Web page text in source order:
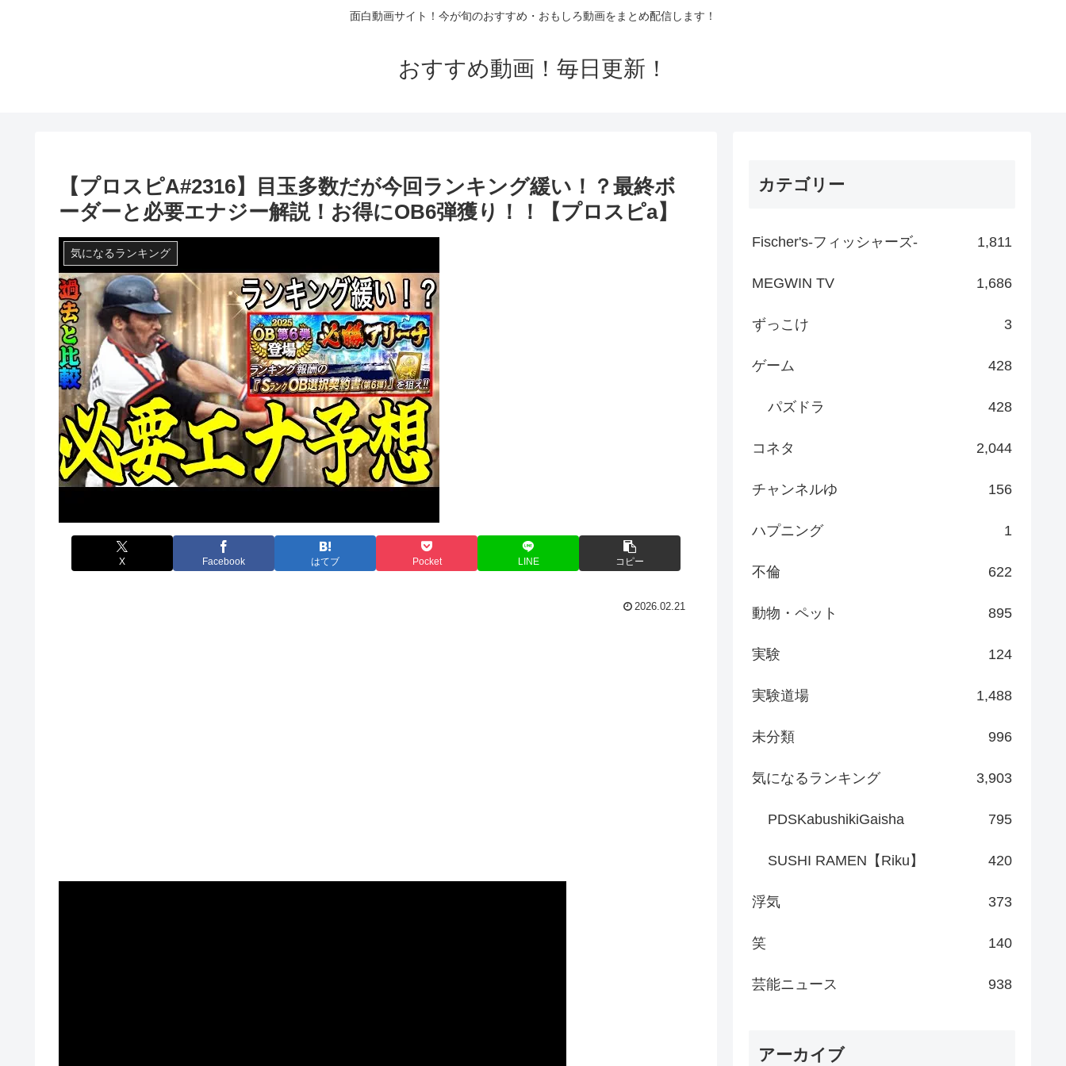
面白動画サイト！今が旬のおすすめ・おもしろ動画をまとめ配信します！
おすすめ動画！毎日更新！
【プロスピA#2316】目玉多数だが今回ランキング緩い！？最終ボ
ーダーと必要エナジー解説！お得にOB6弾獲り！！【プロスピa】
気になるランキング
X Facebook はてブ Pocket LINE コピー
2026.02.21
カテゴリー
Fischer's-フィッシャーズ- 1,811
MEGWIN TV 1,686
ずっこけ 3
ゲーム 428
パズドラ 428
コネタ 2,044
チャンネルゆ 156
ハプニング 1
不倫 622
動物・ペット 895
実験 124
実験道場 1,488
未分類 996
気になるランキング 3,903
PDSKabushikiGaisha 795
SUSHI RAMEN【Riku】 420
浮気 373
笑 140
芸能ニュース 938
アーカイブ